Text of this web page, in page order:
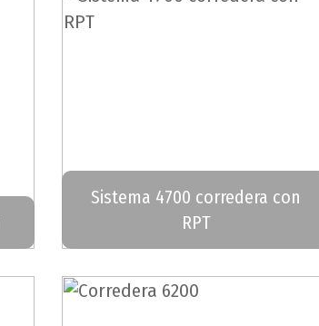
Sistema 4700 corredera con
RPT